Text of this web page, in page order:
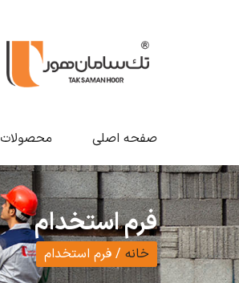
صفحه اصلی محصولات
فرم استخدام
خانه / فرم استخدام